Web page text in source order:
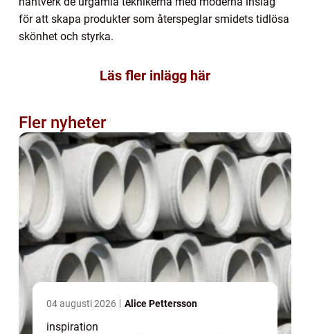
för att skapa produkter som återspeglar smidets tidlösa
skönhet och styrka.
Läs fler inlägg här
Fler nyheter
04 augusti 2026 Alice Pettersson
inspiration